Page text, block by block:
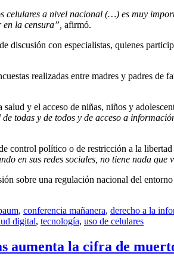
a nivel nacional (…) es muy
la censura”, afirmó.
discusión con especialistas, quienes
realizadas entre madres y padres de
y el acceso de niñas, niños y
todas y de todos y de acceso a
control político o de restricción a la
en sus redes sociales, no tiene nada que
sobre una regulación nacional del
, conferencia mañanera, derecho a la
digital, tecnología, uso de celulares
la cifra de